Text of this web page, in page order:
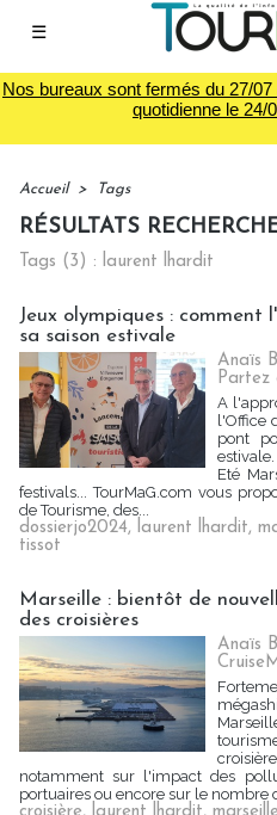
☰
Nos bureaux sont fermés du 27/
quotidienne le 24/
Accueil > Tags
RÉSULTATS
Tags (3) : laurent lhardit
Jeux olympiques :
sa saison estivale
Anaïs
Partez
A
l'Office
pont
Eté
festivals... TourMaG.com vous
de Tourisme, des...
dossierjo2024, laurent lhardit,
tissot
Marseille : bientôt de
des croisières
Anaïs
notamment sur l'impact des
portuaires ou encore sur le nombre